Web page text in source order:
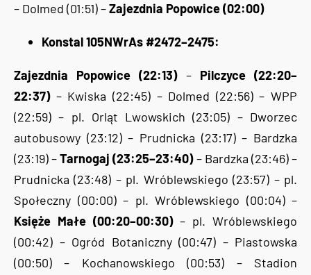
– Dolmed (01:51) –Zajezdnia Popowice (02:00)
Konstal 105NWrAs #2472–2475:
Zajezdnia Popowice (22:13)– Pilczyce (22:20–
22:37)– Kwiska (22:45) – Dolmed (22:56) – WPP
(22:59) – pl. Orląt Lwowskich (23:05) – Dworzec
autobusowy (23:12) – Prudnicka (23:17) – Bardzka
(23:19) –Tarnogaj (23:25–23:40)– Bardzka (23:46) –
Prudnicka (23:48) – pl. Wróblewskiego (23:57) – pl.
Społeczny (00:00) – pl. Wróblewskiego (00:04) –
Księże Małe (00:20–00:30)– pl. Wróblewskiego
(00:42) – Ogród Botaniczny (00:47) – Piastowska
(00:50) – Kochanowskiego (00:53) – Stadion